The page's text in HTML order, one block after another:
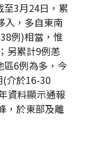
3月24日，累
入，多自東南
例)相當，惟
另累計9例恙
區6例為多，今
(介於16-30
資料顯示通報
，於東部及離